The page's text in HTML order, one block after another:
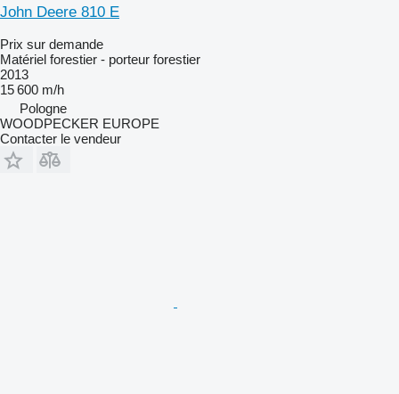
John Deere 810 E
Prix sur demande
Matériel forestier - porteur forestier
2013
15 600 m/h
Pologne
WOODPECKER EUROPE
Contacter le vendeur